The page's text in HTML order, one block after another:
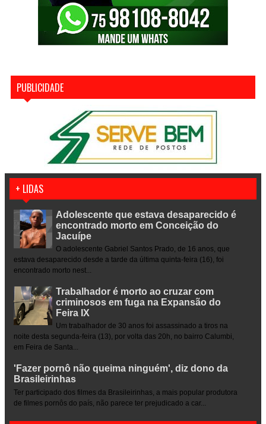
PUBLICIDADE
+ LIDAS
Adolescente que estava desaparecido é
encontrado morto em Conceição do
Jacuípe
O adolescente Gabriel Santos Prado, de 16 anos, que
estava desaparecido desde a tarde da última quinta-feira (16), foi
encontrado morto nest...
Trabalhador é morto ao cruzar com
criminosos em fuga na Expansão do
Feira IX
Um trabalhador de 30 anos foi assassinado a tiros na
noite desta segunda-feira (13), por volta das 20h, no bairro Calumbi,
em Feira de Santa...
'Fazer pornô não queima ninguém', diz dono da
Brasileirinhas
Ter participado dos filmes da Brasileirinhas, a mais popular produtora
de filmes pornôs do país, não parece ter prejudicado a car...